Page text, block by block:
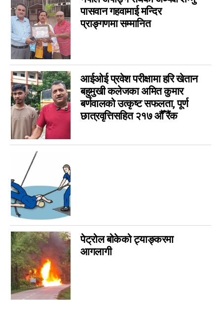
Parsa Ad
विशेष
मनोरञ्जन
कृषि
विचार
कला
चर्चामा
अन्तर्वार्ता
बागमती
आम सञ्चार प्राधिकरणको विज्ञापन 1
फिचर
लुम्बिनी
गण्डकी
इपेपर
कर्णाली
सम्पादकीय
जीवनशैली
राशिफल
कविता
सुदूरपश्चिम
पासवान गहवामाई मन्दिर
प्राङ्गणमा सम्मानित
आईओई प्रवेश परीक्षामा हरि खेतान
बहुमुखी कलेजका अमित कुमार
बर्णवालको उत्कृष्ट सफलता, पूर्ण
छात्रवृत्तिसहित २१७ औँ रैंक
पेट्रोल बोकेको ट्याङ्करमा
आगलागी